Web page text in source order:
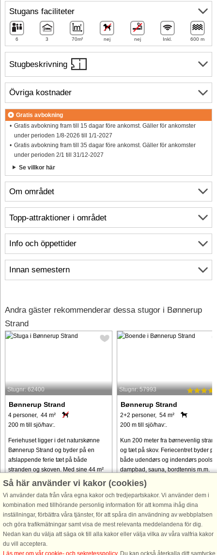
Stugbeskrivning
Om området
Info och öppettider
Innan semestern
Stugans faciliteter
6 3 70m² nej nej Inkl. 600 m
Övriga kostnader
Gratis avbokning
Gratis avbokning fram till 15 dagar före ankomst. Gäller för ankomster
under perioden 1/8-2026 till 1/1-2027
Gratis avbokning fram till 35 dagar före ankomst. Gäller för ankomster
under perioden 2/1 till 31/12-2027
Se villkor här
Topp-attraktioner i området
Andra gäster rekommenderar dessa stugor i Bønnerup
Strand
Stugnr: 62400
Bønnerup Strand
4 personer, 44 m²
200 m till sjö/hav:.
Feriehuset ligger i det naturskønne
Bønnerup Strand og byder på en
afslappende ferie tæt på både
stranden og skoven. Med sine 44 m²
er der plads til op til fire personer.
från 4.668 SEK
Stugnr: 57993
Bønnerup Strand
2+2 personer, 54 m²
200 m till sjö/hav:.
Kun 200 meter fra børnevenlig
og tæt på skov. Feriecentret byder på
både udendørs og indendørs pools,
dampbad, sauna, bordtennis m.m.
från 4.345 SEK
Så här använder vi kakor (cookies)
Vi använder data från våra egna kakor och tredjepartskakor. Vi använder dem i
kombination med tillhörande personlig information för att komma ihåg dina
inställningar, förbättra våra tjänster, för att spåra din användning av webbplatsen
och göra trafikmätningar samt visa de mest relevanta meddelandena för dig.
Nedan kan du välja att säga ok till alla kakor eller välja vilka av våra valfria kakor
du vill acceptera.
Läs mer om vår cookie- och sekretesspolicy. Du kan också återkalla ditt samtycke